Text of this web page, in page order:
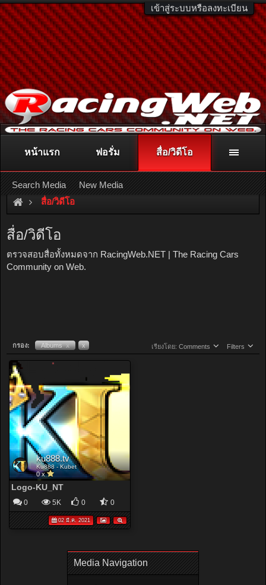
เข้าสู่ระบบหรือลงทะเบียน
ติดต่อลงโฆษณา racingweb@gmail.comหรือโทร. 081-811-1138
หรืออ่านรายละเอียดเพิ่มเติม คลิกที่นี่
สื่อ/วิดีโอ
สื่อ/วิดีโอ
ตรวจสอบสื่อทั้งหมดจาก RacingWeb.NET | The Racing Cars
Community on Web.
กรอง: Albums x x เรียงโดย: Comments Filters
ku888.tv
Ku888 - Kubet
0 x
Logo-KU_NT
0 5K 0 0
02 มี.ค. 2021
Media Navigation
หน้าแรก ฟอรั่ม สื่อ/วิดีโอ
Search Media New Media